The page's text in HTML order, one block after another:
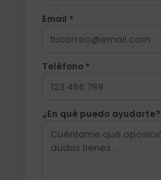
Email *
Teléfono *
¿En qué puedo ayudarte?